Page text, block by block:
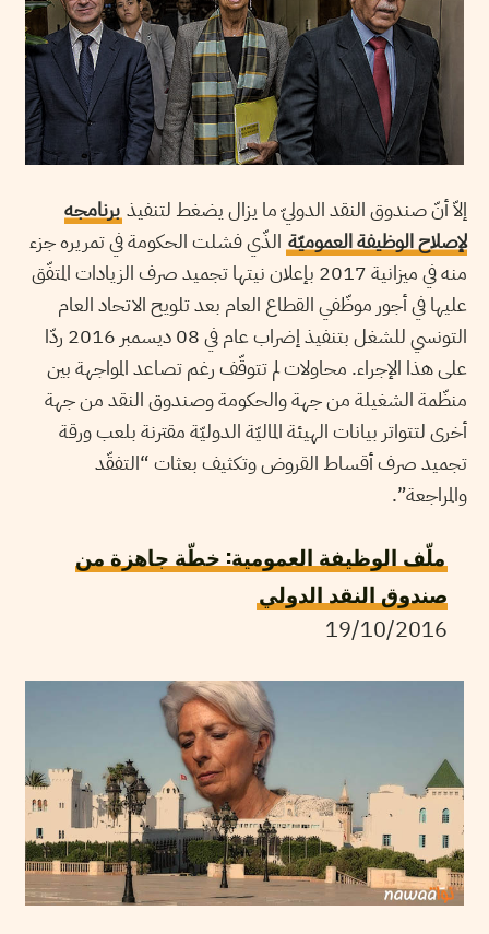
إلاّ أنّ صندوق النقد الدوليّ ما يزال يضغط لتنفيذ برنامجه
لإصلاح الوظيفة العموميّة الذّي فشلت الحكومة في تمريره جزء
منه في ميزانية 2017 بإعلان نيتها تجميد صرف الزيادات المتفّق
عليها في أجور موظّفي القطاع العام بعد تلويح الاتحاد العام
التونسي للشغل بتنفيذ إضراب عام في 08 ديسمبر 2016 ردّا
على هذا الإجراء. محاولات لم تتوقّف رغم تصاعد المواجهة بين
منظّمة الشغيلة من جهة والحكومة وصندوق النقد من جهة
أخرى لتتواتر بيانات الهيئة الماليّة الدوليّة مقترنة بلعب ورقة
تجميد صرف أقساط القروض وتكثيف بعثات “التفقّد
والمراجعة”.
ملّف الوظيفة العمومية: خطّة جاهزة من
صندوق النقد الدولي
19/10/2016